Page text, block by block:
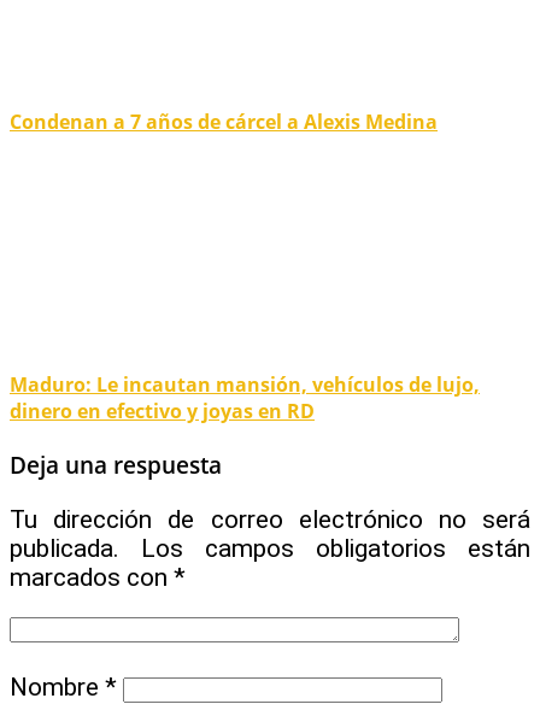
Condenan a 7 años de cárcel a Alexis Medina
Maduro: Le incautan mansión, vehículos de lujo,
dinero en efectivo y joyas en RD
Deja una respuesta
Tu dirección de correo electrónico no será
publicada.
Los campos obligatorios están
marcados con *
Nombre *